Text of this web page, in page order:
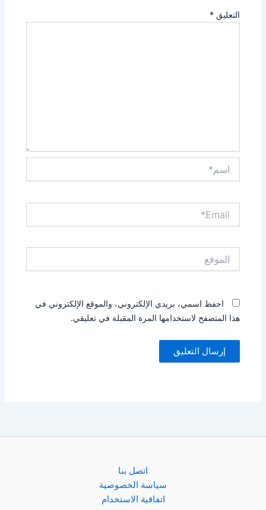
التعليق*
احفظ اسمي، بريدي الإلكتروني، والموقع الإلكتروني في
هذا المتصفح لاستخدامها المرة المقبلة في تعليقي.
اتصل بنا
سياسة الخصوصية
اتفاقية الاستخدام